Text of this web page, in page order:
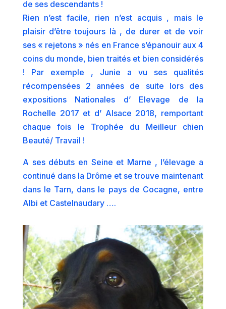
de ses descendants !
Rien n’est facile, rien n’est acquis , mais le
plaisir d’être toujours là , de durer et de voir
ses « rejetons » nés en France s’épanouir aux 4
coins du monde, bien traités et bien considérés
! Par exemple , Junie a vu ses qualités
récompensées 2 années de suite lors des
expositions Nationales d’ Elevage de la
Rochelle 2017 et d’ Alsace 2018, remportant
chaque fois le Trophée du Meilleur chien
Beauté/ Travail !
A ses débuts en Seine et Marne , l’élevage a
continué dans la Drôme et se trouve maintenant
dans le Tarn, dans le pays de Cocagne, entre
Albi et Castelnaudary ….